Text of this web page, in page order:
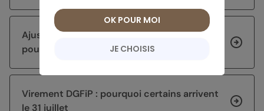
Ajuster sa stratégie d’épargne après 60 ans
pour sécuriser et faire fructifier son capital
Virement DGFiP : pourquoi certains arrivent
le 31 juillet
JE CHOISIS
OK POUR MOI